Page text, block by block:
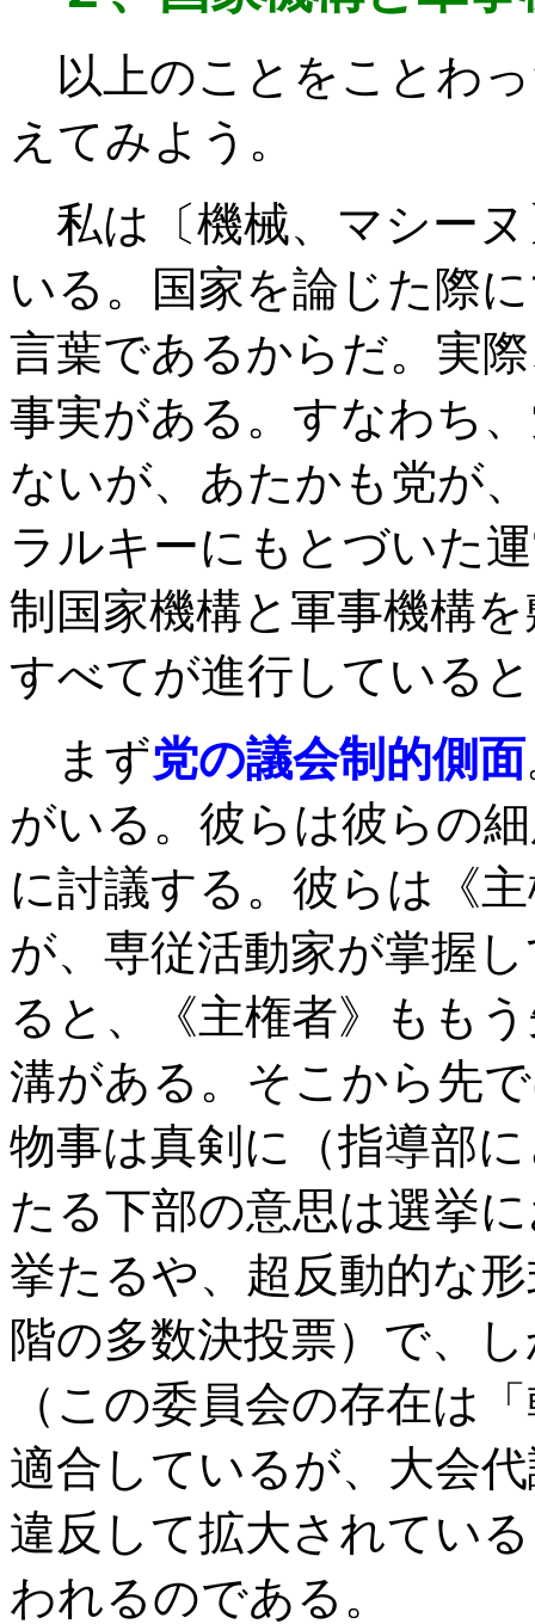
以上のことをことわ
えてみよう。
私は〔機械、マシー
いる。国家を論じた際
言葉であるからだ。実
事実がある。すなわち
ないが、あたかも党が
ラルキーにもとづいた
制国家機構と軍事機構
すべてが進行している
まず党の議会制的側面
がいる。彼らは彼らの
に討議する。彼らは《
が、専従活動家が掌握
ると、《主権者》もも
溝がある。そこから先
物事は真剣に（指導部
たる下部の意思は選挙
挙たるや、超反動的な
階の多数決投票）で、
（この委員会の存在は
適合しているが、大会
違反して拡大されてい
われるのである。